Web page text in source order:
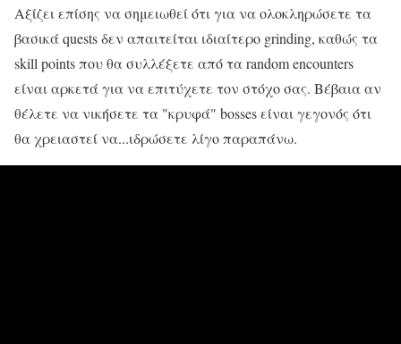
Αξίζει επίσης να σημειωθεί ότι για να ολοκληρώσετε τα
βασικά quests δεν απαιτείται ιδιαίτερο grinding, καθώς τα
skill points που θα συλλέξετε από τα random encounters
είναι αρκετά για να επιτύχετε τον στόχο σας. Βέβαια αν
θέλετε να νικήσετε τα "κρυφά" bosses είναι γεγονός ότι
θα χρειαστεί να...ιδρώσετε λίγο παραπάνω.